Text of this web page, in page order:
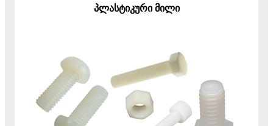
პლასტიკური მილი